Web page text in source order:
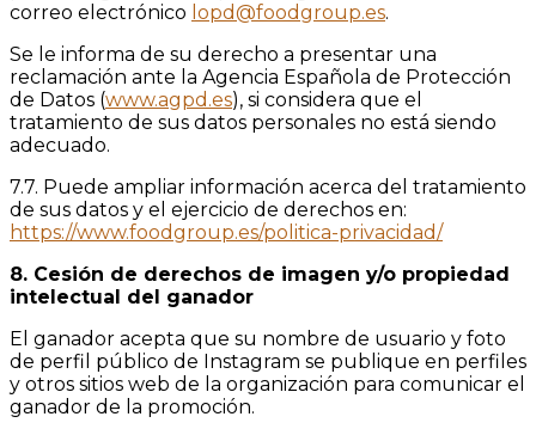
correo electrónico lopd@foodgroup.es.
Se le informa de su derecho a presentar una
reclamación ante la Agencia Española de Protección
de Datos (www.agpd.es), si considera que el
tratamiento de sus datos personales no está siendo
adecuado.
7.7. Puede ampliar información acerca del tratamiento
de sus datos y el ejercicio de derechos en:
https://www.foodgroup.es/politica-privacidad/
8. Cesión de derechos de imagen y/o propiedad
intelectual del ganador
El ganador acepta que su nombre de usuario y foto
de perfil público de Instagram se publique en perfiles
y otros sitios web de la organización para comunicar el
ganador de la promoción.